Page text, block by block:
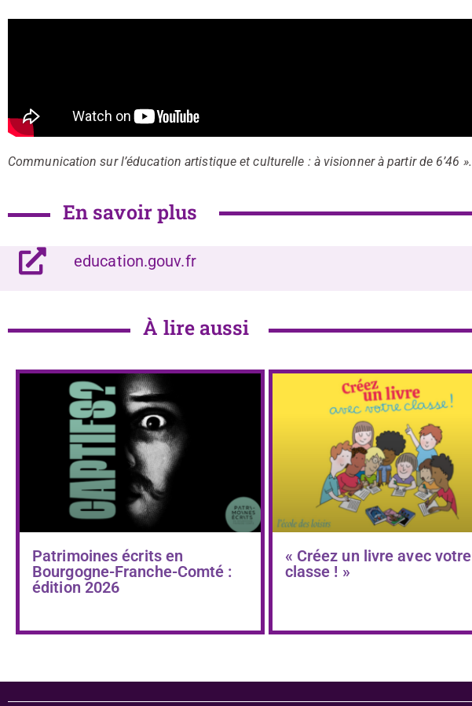
Communication sur l’éducation artistique et culturelle : à visionner à partir de 6’46 ».
En savoir plus
education.gouv.fr
À lire aussi
Patrimoines écrits en
Bourgogne-Franche-Comté :
édition 2026
« Créez un livre avec votre
classe ! »